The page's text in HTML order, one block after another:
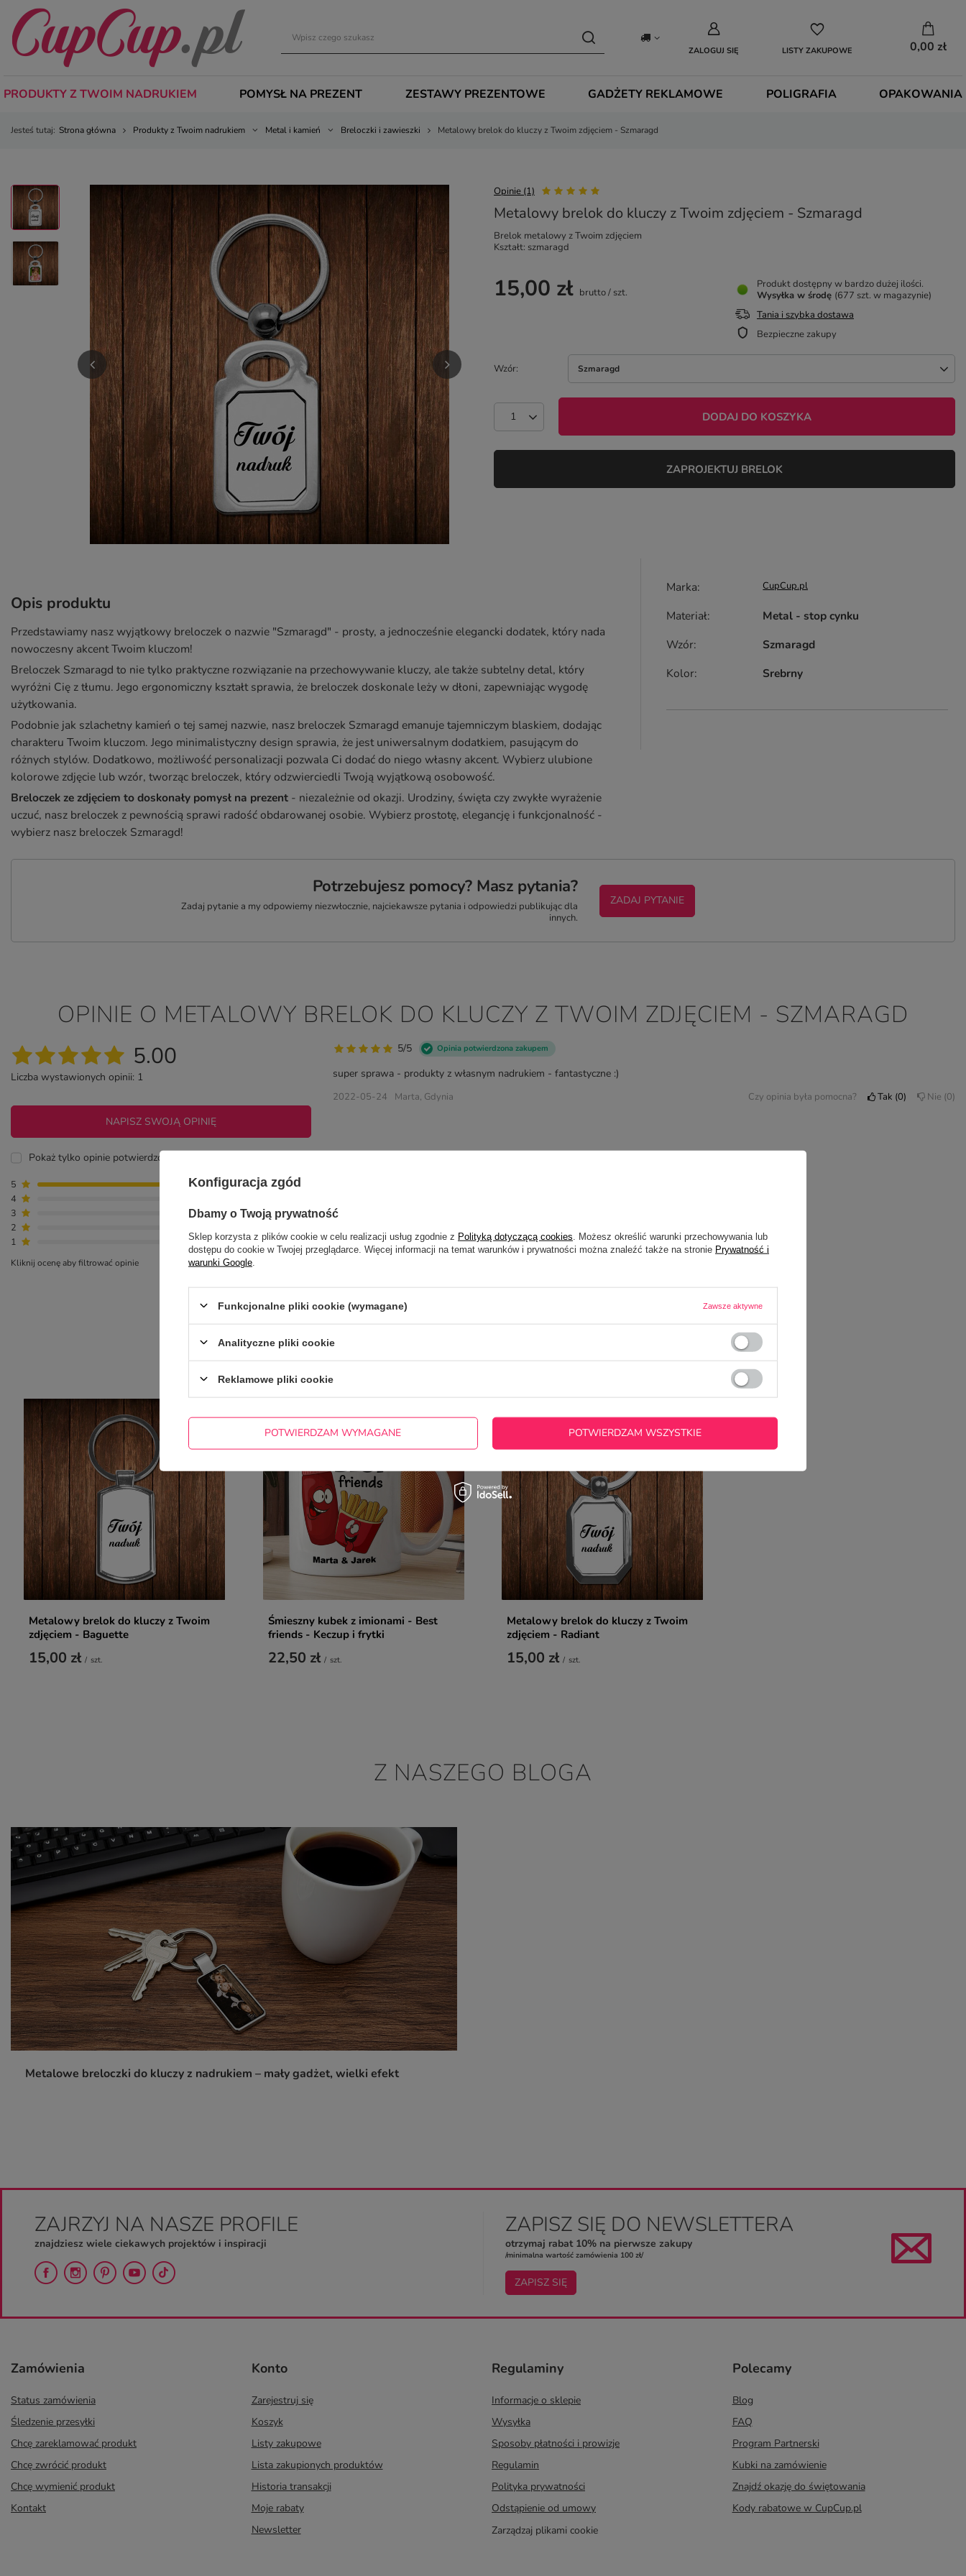
ZALOGUJ SIĘ LISTY ZAKUPOWE 0,00 zł
PRODUKTY Z TWOIM NADRUKIEM POMYSŁ NA PREZENT ZESTAWY PREZENTOWE GADŻETY REKLAMOWE POLIGRAFIA OPAKOWANIA
Jesteś tutaj: Strona główna Produkty z Twoim nadrukiem Metal i kamień Breloczki i zawieszki Metalowy brelok do kluczy z Twoim zdjęciem - Szmaragd
Opinie (1)
Metalowy brelok do kluczy z Twoim zdjęciem - Szmaragd
Brelok metalowy z Twoim zdjęciem
Kształt: szmaragd
Wzór Szmaragd
15,00 zł brutto/ szt.
DODAJ DO KOSZYKA
Produkt dostępny w bardzo dużej ilości
Wysyłka w środę (677 szt. w magazynie)
Tania i szybka dostawa
Bezpieczne zakupy
ZAPROJEKTUJ BRELOK
Opis produktu
Przedstawiamy nasz wyjątkowy breloczek o nazwie "Szmaragd" - prosty, a jednocześnie elegancki dodatek, który nada
nowoczesny akcent Twoim kluczom!
Breloczek Szmaragd to nie tylko praktyczne rozwiązanie na przechowywanie kluczy, ale także subtelny detal, który
wyróżni Cię z tłumu. Jego ergonomiczny kształt sprawia, że breloczek doskonale leży w dłoni, zapewniając wygodę
użytkowania.
Podobnie jak szlachetny kamień o tej samej nazwie, nasz breloczek Szmaragd emanuje tajemniczym blaskiem, dodając
charakteru Twoim kluczom. Jego minimalistyczny design sprawia, że jest uniwersalnym dodatkiem, pasującym do
różnych stylów. Dodatkowo, możliwość personalizacji pozwala Ci dodać do niego własny akcent. Wybierz ulubione
kolorowe zdjęcie lub wzór, tworząc breloczek, który odzwierciedli Twoją wyjątkową osobowość.
Breloczek ze zdjęciem to doskonały pomysł na prezent - niezależnie od okazji. Urodziny, święta czy zwykłe wyrażenie
uczuć, nasz breloczek z pewnością sprawi radość obdarowanej osobie. Wybierz prostotę, elegancję i funkcjonalność -
wybierz nasz breloczek Szmaragd!
Marka CupCup.pl
Materiał
Metal - stop cynku
Wzór
Szmaragd
Kolor
Srebrny
Potrzebujesz pomocy? Masz pytania?
Zadaj pytanie a my odpowiemy niezwłocznie, najciekawsze pytania i odpowiedzi publikując dla
innych.
ZADAJ PYTANIE
OPINIE O METALOWY BRELOK DO KLUCZY Z TWOIM ZDJĘCIEM - SZMARAGD
5.00
Liczba wystawionych opinii: 1
NAPISZ SWOJĄ OPINIĘ
Pokaż tylko opinie potwierdzone zakupem
5
1
4
3
0
2
1
0
Kliknij ocenę aby filtrować opinie
5/5 Opinia potwierdzona zakupem
super sprawa - produkty z własnym nadrukiem - fantastyczne :)
2022-05-24 Marta, Gdynia Czy opinia była pomocna? Tak 0 Nie 0
Metalowy brelok do kluczy z Twoim
zdjęciem - Baguette
15,00 zł / szt.
Śmieszny kubek z imionami - Best
friends - Keczup i frytki
22,50 zł / szt.
Metalowy brelok do kluczy z Twoim
zdjęciem - Radiant
15,00 zł / szt.
Z NASZEGO BLOGA
Metalowe breloczki do kluczy z nadrukiem – mały gadżet, wielki efekt
ZAJRZYJ NA NASZE PROFILE
znajdziesz wiele ciekawych projektów i inspiracji
ZAPISZ SIĘ DO NEWSLETTERA
otrzymaj rabat 10% na pierwsze zakupy
/minimalna wartość zamówienia 100 zł/
ZAPISZ SIĘ
Zamówienia
Status zamówienia
Śledzenie przesyłki
Chcę zareklamować produkt
Chcę zwrócić produkt
Chcę wymienić produkt
Kontakt
Konto
Zarejestruj się
Koszyk
Listy zakupowe
Lista zakupionych produktów
Historia transakcji
Moje rabaty
Newsletter
Regulaminy
Informacje o sklepie
Wysyłka
Sposoby płatności i prowizje
Regulamin
Polityka prywatności
Odstąpienie od umowy
Zarządzaj plikami cookie
Polecamy
Blog
FAQ
Program Partnerski
Kubki na zamówienie
Znajdź okazję do świętowania
Kody rabatowe w CupCup.pl
Konfiguracja zgód
Dbamy o Twoją prywatność
Sklep korzysta z plików cookie w celu realizacji usług zgodnie z Polityką dotyczącą cookies . Możesz określić warunki przechowywania lub
dostępu do cookie w Twojej przeglądarce. Więcej informacji na temat warunków i prywatności można znaleźć także na stronie Prywatność i
warunki Google
Funkcjonalne pliki cookie (wymagane) Zawsze aktywne
Analityczne pliki cookie
Reklamowe pliki cookie
POTWIERDZAM WYMAGANE POTWIERDZAM WSZYSTKIE